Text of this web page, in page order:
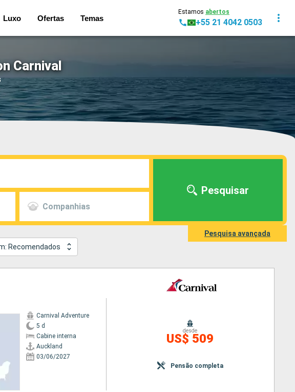
Luxo Ofertas Temas
Estamos abertos
+55 21 4042 0503
Carnival
Companhias
Pesquisar
Pesquisa avançada
Recomendados
Carnival Adventure
5 d
Cabine interna
Auckland
03/06/2027
desde
US$ 509
Pensão completa